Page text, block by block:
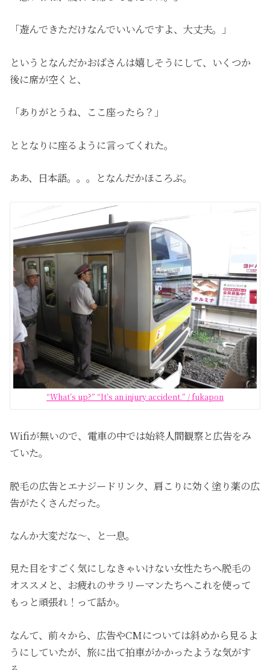
「遊んできただけなんでいいんですよ、大丈夫。」
というとなんだかおばさんは嬉しそうにして、いくつか
後に席が空くと、
「ありがとうね、ここ座ったら？」
ととなりに座るように言ってくれた。
ああ、日本語。。。となんだかほころぶ。
“What’s up?” “It’s an injury accident.” / fukapon
Wifiが無いので、電車の中では始終人間観察と広告をみ
ていた。
脱毛の広告とエナジードリンク、肩こりに効く塗り薬の広
告がたくさんだった。
なんか大変だな～、と一息。
見た目をすごく気にしなきゃいけない女性たちへ脱毛の
オススメと、お疲れのサラリーマンたちへこれを使って
もっと頑張れ！って話か。
なんて、前々から、広告やCMについては斜めから見るよ
うにしていたが、旅に出て拍車がかかったような気がす